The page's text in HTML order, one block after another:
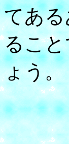
てあ
るこ
ょう。